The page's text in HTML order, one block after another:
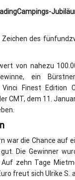
des
von nahezu
ein Bürstner-
Finest Edition
CMT, dem 11.
war die Chance auf
Die Gewinner
zehn Tage
freut sich Ulrike S.